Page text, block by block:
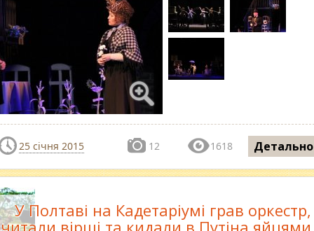
25 січня 2015 12 1618 Детально
У Полтаві на Кадетаріумі грав оркестр,
читали вірші та кидали в Путіна яйцями